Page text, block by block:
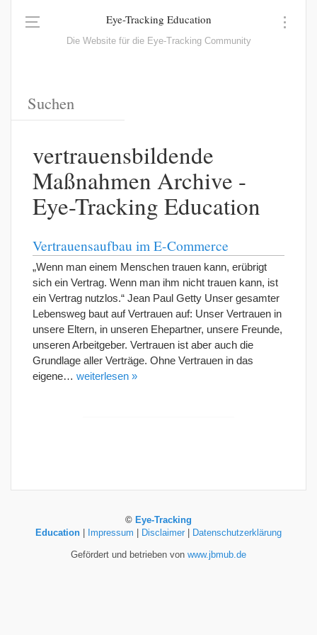
Eye-Tracking Education
Die Website für die Eye-Tracking Community
vertrauensbildende
Maßnahmen Archive -
Eye-Tracking Education
Vertrauensaufbau im E-Commerce
„Wenn man einem Menschen trauen kann, erübrigt
sich ein Vertrag. Wenn man ihm nicht trauen kann, ist
ein Vertrag nutzlos.“ Jean Paul Getty Unser gesamter
Lebensweg baut auf Vertrauen auf: Unser Vertrauen in
unsere Eltern, in unseren Ehepartner, unsere Freunde,
unseren Arbeitgeber. Vertrauen ist aber auch die
Grundlage aller Verträge. Ohne Vertrauen in das
eigene… weiterlesen »
© Eye-Tracking
Education
Impressum Disclaimer Datenschutzerklärung
Gefördert und betrieben von www.jbmub.de